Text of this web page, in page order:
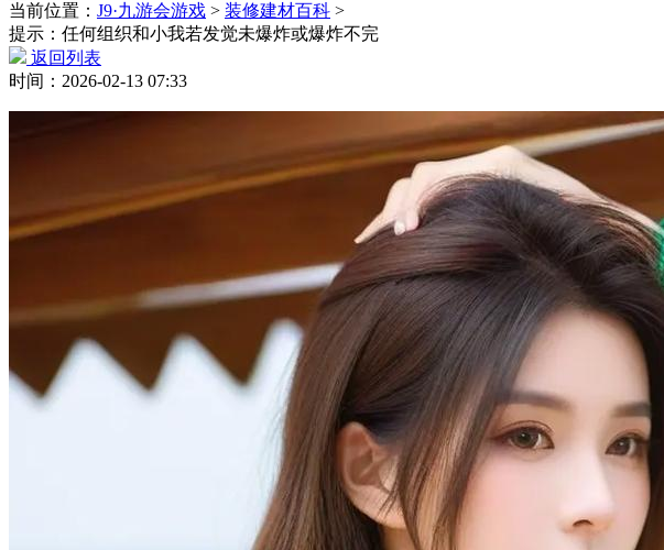
当前位置： J9·九游会游戏 > 装修建材百科 >
提示：任何组织和小我若发觉未爆炸或爆炸不完
返回列表
时间：2026-02-13 07:33